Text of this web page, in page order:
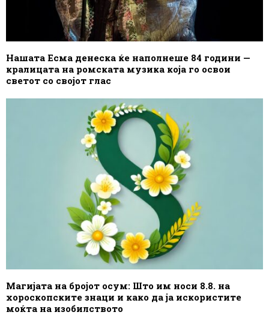
Нашата Есма денеска ќе наполнеше 84 години —
кралицата на ромската музика која го освои
светот со својот глас
Магијата на бројот осум: Што им носи 8.8. на
хороскопските знаци и како да ја искористите
моќта на изобилството